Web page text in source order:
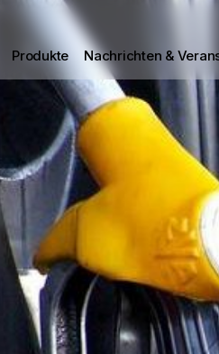
Produkte Nachrichten &